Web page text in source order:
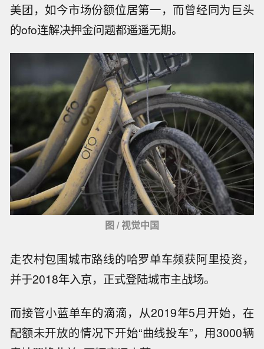
美团，如今市场份额位居第一，而曾经同为巨头
的ofo连解决押金问题都遥遥无期。
图 / 视觉中国
走农村包围城市路线的哈罗单车频获阿里投资，
并于2018年入京，正式登陆城市主战场。
而接管小蓝单车的滴滴，从2019年5月开始，在
配额未开放的情况下开始“曲线投车”，用3000辆